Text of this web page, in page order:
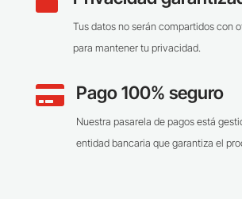
Tus datos no serán compartidos con
para mantener tu privacidad.
 Pago 100% seguro
Nuestra pasarela de pagos está
entidad bancaria que garantiza el